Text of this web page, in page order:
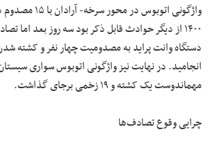
واژگونی اتوبوس در محور سرخه-آرادان
با ۱۵
۱۴۰۰ از دیگر حوادث قابل ذکر بود سه روز بعد اما
دستگاه وانت پراید به مصدومیت چهار نفر و کشته
انجامید. در نهایت نیز واژگونی اتوبوس سواری
مهماندوست یک کشته و ۱۹ زخمی برجای گذاشت.
چرایی وقوع تصادف‌ها